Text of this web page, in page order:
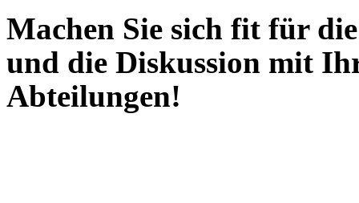
Machen Sie sich fit für
und die Diskussion mit
Abteilungen!